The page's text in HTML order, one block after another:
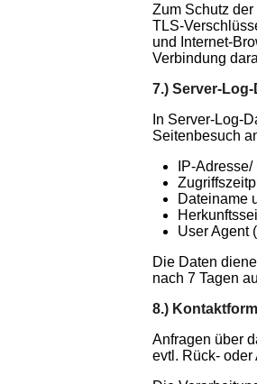
Zum Schutz
TLS-
und Internet-
Verbindung
7.) Server-Log-
In Server-Log-
Seitenbesuch
IP-
Dateiname
User Agent
Die Daten
nach 7 Tagen
8.)
Anfragen über
evtl. Rück-